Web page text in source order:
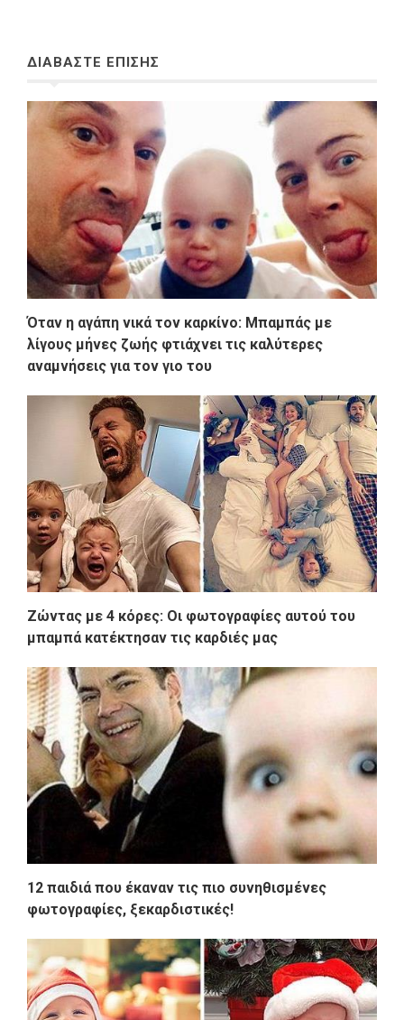
ΔΙΑΒΑΣΤΕ ΕΠΙΣΗΣ
Όταν η αγάπη νικά τον καρκίνο: Μπαμπάς με
λίγους μήνες ζωής φτιάχνει τις καλύτερες
αναμνήσεις για τον γιο του
Ζώντας με 4 κόρες: Οι φωτογραφίες αυτού του
μπαμπά κατέκτησαν τις καρδιές μας
12 παιδιά που έκαναν τις πιο συνηθισμένες
φωτογραφίες, ξεκαρδιστικές!